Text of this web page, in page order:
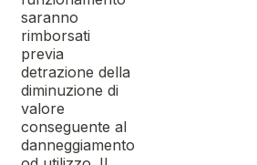
saranno
rimborsati
previa
detrazione della
diminuzione di
valore
conseguente al
danneggiamento